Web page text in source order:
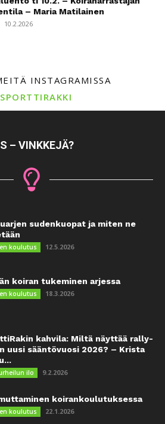
– Maria Matilainen
10.2.2026
INSTAGRAMISSA
– VINKKEJÄ?
sudenkuopat ja miten ne
koulutus 12.5.2026
koiran tukeminen arjessa
koulutus 18.3.2026
kahvila: Miltä näyttää rally-
uusi sääntövuosi 2026? – Krista
ilo 9.2.2026
koirankoulutuksessa
koulutus 22.1.2026